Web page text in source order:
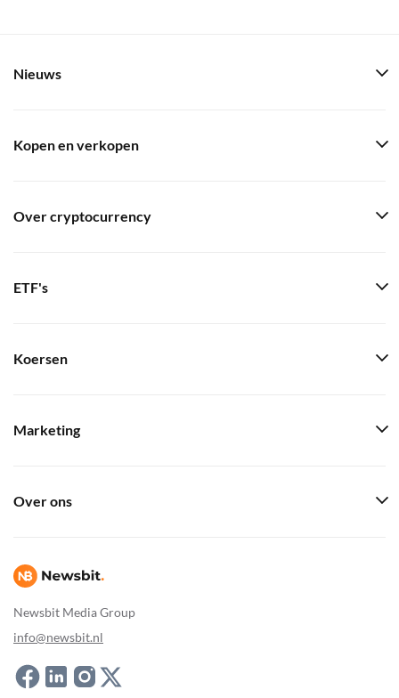
Newsbit Media Group
info@newsbit.nl
Nieuws
Kopen en verkopen
Over cryptocurrency
ETF's
Koersen
Marketing
Over ons